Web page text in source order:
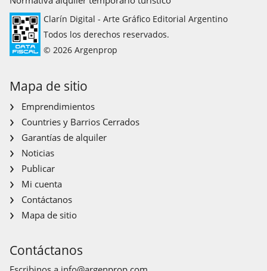
Clarín Digital - Arte Gráfico Editorial Argentino
Todos los derechos reservados.
© 2026 Argenprop
Mapa de sitio
Emprendimientos
Countries y Barrios Cerrados
Garantías de alquiler
Noticias
Publicar
Mi cuenta
Contáctanos
Mapa de sitio
Contáctanos